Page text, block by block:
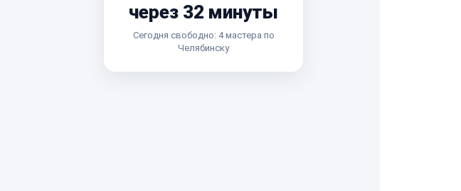
через 32 минуты
Сегодня свободно: 4 мастера по
Челябинску